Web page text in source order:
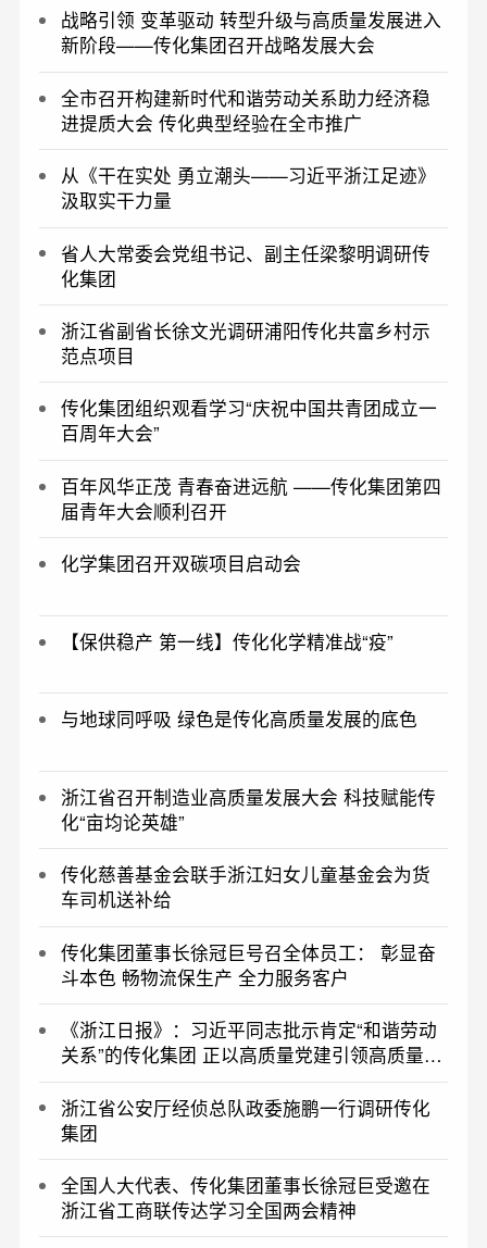
战略引领 变革驱动 转型升级与高质量发展进入
新阶段——传化集团召开战略发展大会
全市召开构建新时代和谐劳动关系助力经济稳
进提质大会 传化典型经验在全市推广
从《干在实处 勇立潮头——习近平浙江足迹》
汲取实干力量
省人大常委会党组书记、副主任梁黎明调研传
化集团
浙江省副省长徐文光调研浦阳传化共富乡村示
范点项目
传化集团组织观看学习“庆祝中国共青团成立一
百周年大会”
百年风华正茂 青春奋进远航 ——传化集团第四
届青年大会顺利召开
化学集团召开双碳项目启动会
【保供稳产 第一线】传化化学精准战“疫”
与地球同呼吸 绿色是传化高质量发展的底色
浙江省召开制造业高质量发展大会 科技赋能传
化“亩均论英雄”
传化慈善基金会联手浙江妇女儿童基金会为货
车司机送补给
传化集团董事长徐冠巨号召全体员工： 彰显奋
斗本色 畅物流保生产 全力服务客户
《浙江日报》：习近平同志批示肯定“和谐劳动
关系”的传化集团 正以高质量党建引领高质量发
展——再造传化
浙江省公安厅经侦总队政委施鹏一行调研传化
集团
全国人大代表、传化集团董事长徐冠巨受邀在
浙江省工商联传达学习全国两会精神